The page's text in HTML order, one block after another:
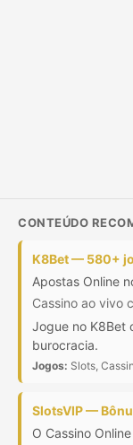
CONTEÚDO
K8Bet — 580+
Apostas Online
Cassino ao vivo
Jogue no K8Bet
burocracia.
Jogos: Slots,
SlotsVIP —
O Cassino